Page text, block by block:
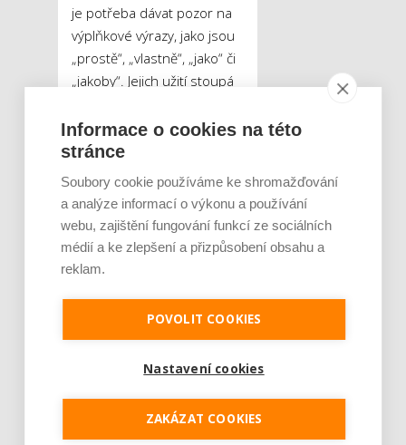
je potřeba dávat pozor na
výplňkové výrazy, jako jsou
„prostě“, „vlastně“, „jako“ či
„jakoby“. Jejich užití stoupá
nervózní nebo nejistý, což
zákazníka příliš neuklidní
Absence
zodpovědnosti a
přiznání chyby
Ačkoliv by se firma měla
chybám maximálně vyhýbat,
je zcela pochopitelné, že
občas k nějaké dojde.
Významným faktorem je
v tomto případě její
následováno omluvou či
Informace o cookies na této
stránce
Soubory cookie používáme ke shromažďování
a analýze informací o výkonu a používání
webu, zajištění fungování funkcí ze sociálních
médií a ke zlepšení a přizpůsobení obsahu a
reklam.
POVOLIT COOKIES
Nastavení cookies
ZAKÁZAT COOKIES